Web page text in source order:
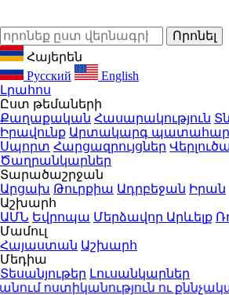
Հայերեն
Русский
English
Լրահոս
Ըստ թեմաների
Քաղաքական Հասարակություն
Իրավունք Արտակարգ
Սպորտ Հարցազրույցներ
Ծաղրանկարներ
Տարածաշրջան
Արցախ Թուրքիա Ադրբեջան Իրան
Աշխարհ
ԱՄՆ Եվրոպա Մերձավոր Արևելք
Մամուլ
Հայաստան Աշխարհ
Մեդիա
Տեսանյութեր Լուսանկարներ
ոստիկանություն ու